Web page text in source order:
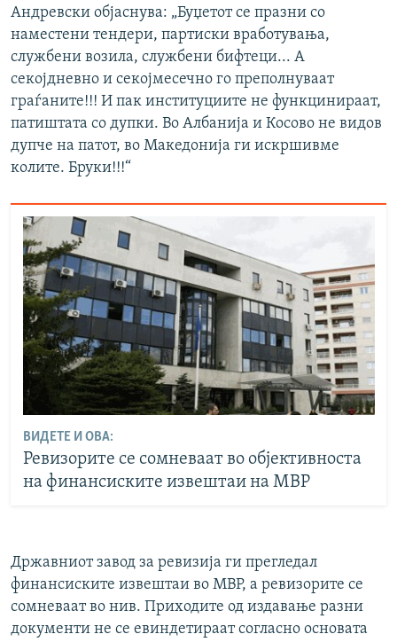
Андревски објаснува: „Буџетот се празни со
наместени тендери, партиски вработувања,
службени возила, службени бифтеци... А
секојдневно и секојмесечно го преполнуваат
граѓаните!!! И пак институциите не функцинираат,
патиштата со дупки. Во Албанија и Косово не видов
дупче на патот, во Македонија ги искршивме
колите. Бруки!!!“
ВИДЕТЕ И ОВА:
Ревизорите се сомневаат во објективноста
на финансиските извештаи на МВР
Државниот завод за ревизија ги прегледал
финансиските извештаи во МВР, а ревизорите се
сомневаат во нив. Приходите од издавање разни
документи не се евиндетираат согласно основата